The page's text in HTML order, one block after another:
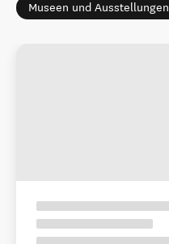
Museen und Ausstellungen